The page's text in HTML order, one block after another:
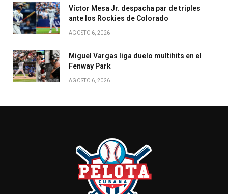
Víctor Mesa Jr. despacha par de triples
ante los Rockies de Colorado
AGOSTO 6, 2026
Miguel Vargas liga duelo multihits en el
Fenway Park
AGOSTO 6, 2026